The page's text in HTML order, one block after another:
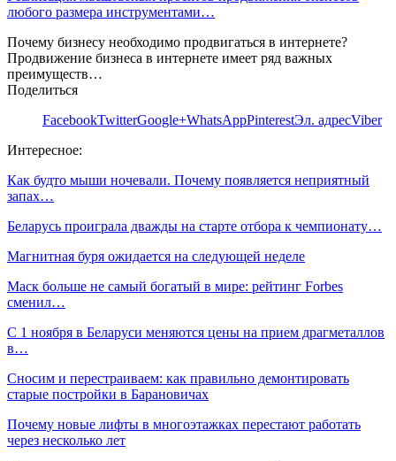
любого размера инструментами…
Почему бизнесу необходимо продвигаться в интернете?
Продвижение бизнеса в интернете имеет ряд важных
преимуществ…
Поделиться
FacebookTwitterGoogle+WhatsAppPinterestЭл. адресViber
Интересное:
Как будто мыши ночевали. Почему появляется неприятный
запах…
Беларусь проиграла дважды на старте отбора к чемпионату…
Магнитная буря ожидается на следующей неделе
Маск больше не самый богатый в мире: рейтинг Forbes
сменил…
С 1 ноября в Беларуси меняются цены на прием драгметаллов
в…
Сносим и перестраиваем: как правильно демонтировать
старые постройки в Барановичах
Почему новые лифты в многоэтажках перестают работать
через несколько лет